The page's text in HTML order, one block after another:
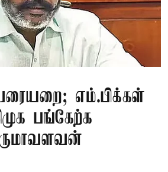
எம்.பிக்கள்
பங்கேற்க